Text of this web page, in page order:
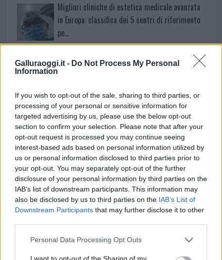
Galluraoggi.it - Do Not Process My Personal
Information
If you wish to opt-out of the sale, sharing to third parties, or
processing of your personal or sensitive information for
targeted advertising by us, please use the below opt-out
section to confirm your selection. Please note that after your
opt-out request is processed you may continue seeing
interest-based ads based on personal information utilized by
us or personal information disclosed to third parties prior to
your opt-out. You may separately opt-out of the further
disclosure of your personal information by third parties on the
IAB’s list of downstream participants. This information may
also be disclosed by us to third parties on the IAB’s List of
Downstream Participants that may further disclose it to other
Please note that this website/app uses one or more Google
not limited to your visit or usage behaviour. You may click to
Personal Data Processing Opt Outs
I want to opt-out of the Sharing of my
Migliori cliniche di estetica medicale avanzata
in Europa: classifica dei 5 centri di riferimento
pe…
Incendi, a San Pasquale arriva il Campo Base:
l’inaugurazione
Andrea Mura conquista Palau: grande
partecipazione per il suo racconto
Calangianus, allarme sul centro accoglienza
minori, Albieri: “Episodi gravissimi”
Gallura, finti clienti svuotano le suite: furto da
50mila nel resort
Meteo Olbia 7 agosto, sole e caldo tornano